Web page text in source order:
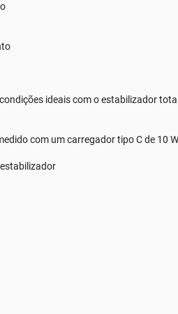
ideais com o estabilizador
com um carregador tipo C de 10